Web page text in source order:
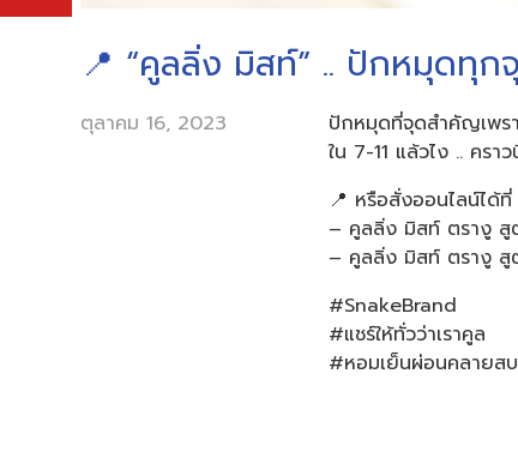
📍 “คูลลิ่ง มิสท์” .. ปักหมุด
ตุลาคม 16, 2023
ปักหมุดที่จุดสำคัญเพร
ใน 7-11 แล้วไง .. ครา
📍 หรือสั่งออนไลน์ได้
– คูลลิ่ง มิสท์ ตรางู สู
– คูลลิ่ง มิสท์ ตรางู สู
#SnakeBrand
#แชร์ให้ทั่วว่าเราคูล
#หอมเย็นผ่อนคลายส